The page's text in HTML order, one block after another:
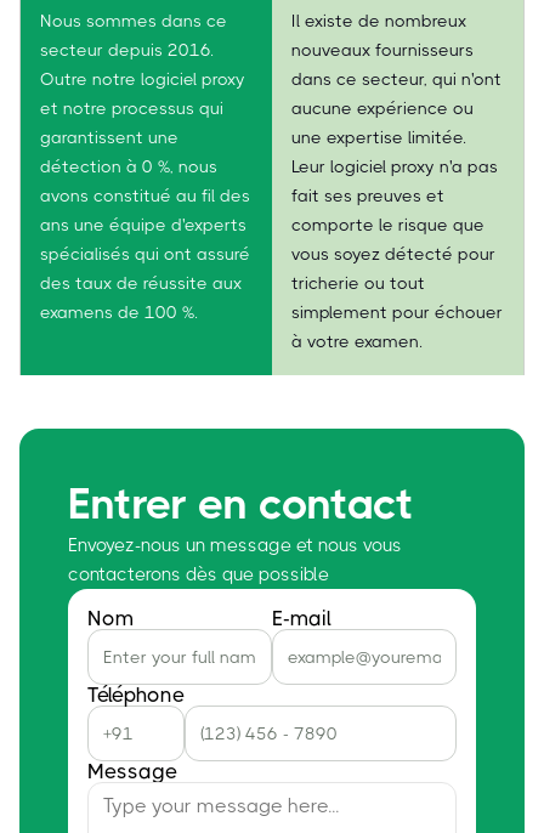
Nous sommes dans ce
secteur depuis 2016.
Outre notre logiciel proxy
et notre processus qui
garantissent une
détection à 0 %, nous
avons constitué au fil des
ans une équipe d'experts
spécialisés qui ont assuré
des taux de réussite aux
examens de 100 %.
Il existe de nombreux
nouveaux fournisseurs
dans ce secteur, qui n'ont
aucune expérience ou
une expertise limitée.
Leur logiciel proxy n'a pas
fait ses preuves et
comporte le risque que
vous soyez détecté pour
tricherie ou tout
simplement pour échouer
à votre examen.
Entrer en contact
Envoyez-nous un message et nous vous
contacterons dès que possible
Nom E-mail
Téléphone
Message